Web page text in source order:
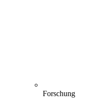
Forschung